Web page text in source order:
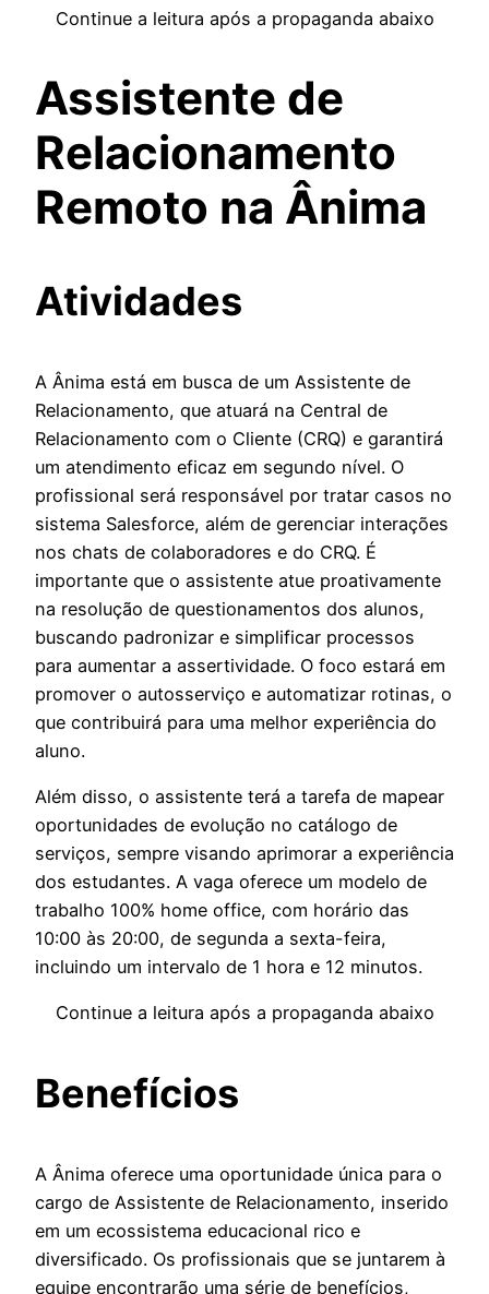
Continue a leitura após a propaganda abaixo
Assistente de
Relacionamento
Remoto na Ânima
Atividades
A Ânima está em busca de um Assistente de
Relacionamento, que atuará na Central de
Relacionamento com o Cliente (CRQ) e garantirá
um atendimento eficaz em segundo nível. O
profissional será responsável por tratar casos no
sistema Salesforce, além de gerenciar interações
nos chats de colaboradores e do CRQ. É
importante que o assistente atue proativamente
na resolução de questionamentos dos alunos,
buscando padronizar e simplificar processos
para aumentar a assertividade. O foco estará em
promover o autosserviço e automatizar rotinas, o
que contribuirá para uma melhor experiência do
aluno.
Além disso, o assistente terá a tarefa de mapear
oportunidades de evolução no catálogo de
serviços, sempre visando aprimorar a experiência
dos estudantes. A vaga oferece um modelo de
trabalho 100% home office, com horário das
10:00 às 20:00, de segunda a sexta-feira,
incluindo um intervalo de 1 hora e 12 minutos.
Continue a leitura após a propaganda abaixo
Benefícios
A Ânima oferece uma oportunidade única para o
cargo de Assistente de Relacionamento, inserido
em um ecossistema educacional rico e
diversificado. Os profissionais que se juntarem à
equipe encontrarão uma série de benefícios,